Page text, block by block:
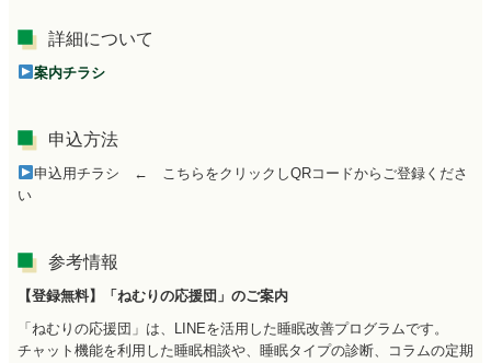
詳細について
案内チラシ
申込方法
申込用チラシ ← こちらをクリックしQRコードからご登録くださ
い
参考情報
【登録無料】「ねむりの応援団」のご案内
「ねむりの応援団」は、LINEを活用した睡眠改善プログラムです。
チャット機能を利用した睡眠相談や、睡眠タイプの診断、コラムの定期